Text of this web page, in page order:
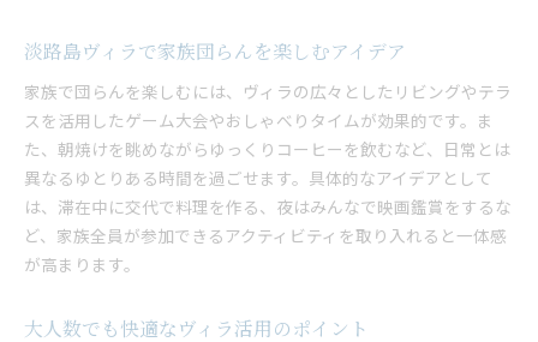
淡路島ヴィラで家族団らんを楽しむアイデア
家族で団らんを楽しむには、ヴィラの広々としたリビングやテラ
スを活用したゲーム大会やおしゃべりタイムが効果的です。ま
た、朝焼けを眺めながらゆっくりコーヒーを飲むなど、日常とは
異なるゆとりある時間を過ごせます。具体的なアイデアとして
は、滞在中に交代で料理を作る、夜はみんなで映画鑑賞をするな
ど、家族全員が参加できるアクティビティを取り入れると一体感
が高まります。
大人数でも快適なヴィラ活用のポイント